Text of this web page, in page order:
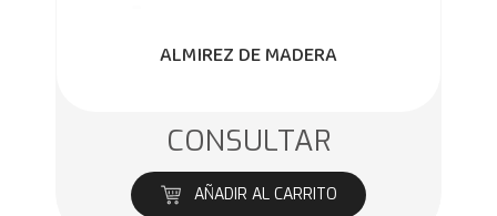
ALMIREZ DE MADERA
CONSULTAR
AÑADIR AL CARRITO